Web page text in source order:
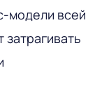
модели всей
затрагивать